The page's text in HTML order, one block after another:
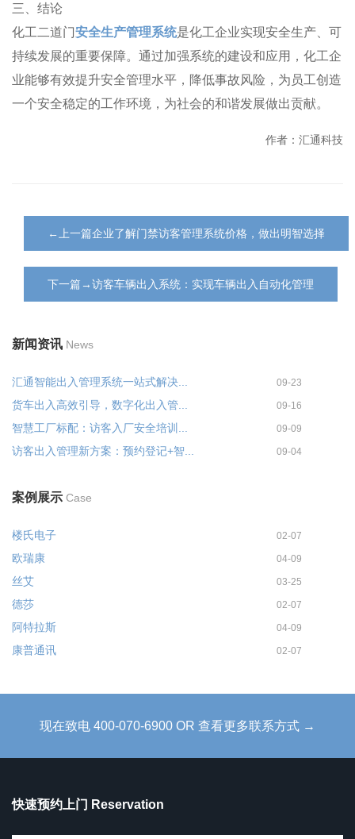
三、结论
化工二道门安全生产管理系统是化工企业实现安全生产、可
持续发展的重要保障。通过加强系统的建设和应用，化工企
业能够有效提升安全管理水平，降低事故风险，为员工创造
一个安全稳定的工作环境，为社会的和谐发展做出贡献。
作者：汇通科技
←上一篇企业了解门禁访客管理系统价格，做出明智选择
下一篇→访客车辆出入系统：实现车辆出入自动化管理
新闻资讯 News
汇通智能出入管理系统一站式解决... 09-23
货车出入高效引导，数字化出入管... 09-16
智慧工厂标配：访客入厂安全培训... 09-09
访客出入管理新方案：预约登记+智... 09-04
案例展示 Case
楼氏电子 02-07
欧瑞康 04-09
丝艾 03-25
德莎 02-07
阿特拉斯 04-09
康普通讯 02-07
现在致电 400-070-6900 OR 查看更多联系方式 →
快速预约上门 Reservation